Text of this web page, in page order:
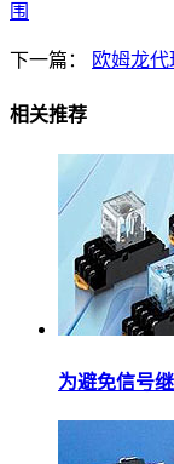
围
下一篇： 欧姆龙
相关推荐
为避免信号